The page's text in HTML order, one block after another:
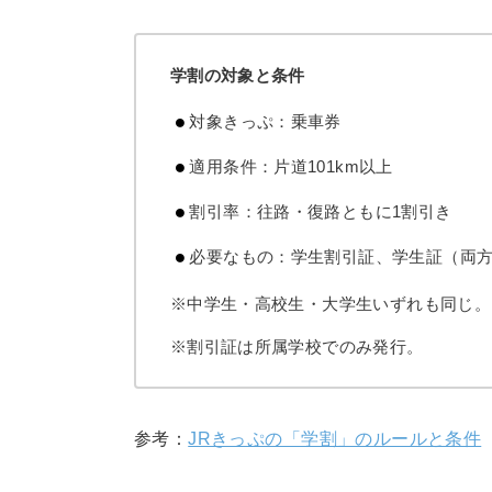
学割の対象と条件
対象きっぷ：乗車券
適用条件：片道101km以上
割引率：往路・復路ともに1割引き
必要なもの：学生割引証、学生証（両
※中学生・高校生・大学生いずれも同じ。
※割引証は所属学校でのみ発行。
参考：JRきっぷの「学割」のルールと条件